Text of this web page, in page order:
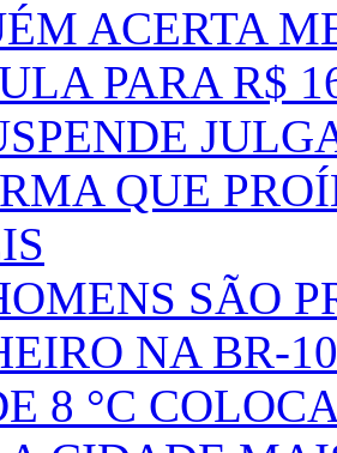
ACERTA
PARA R$
QUE
SÃO
NA BR-
8 °C